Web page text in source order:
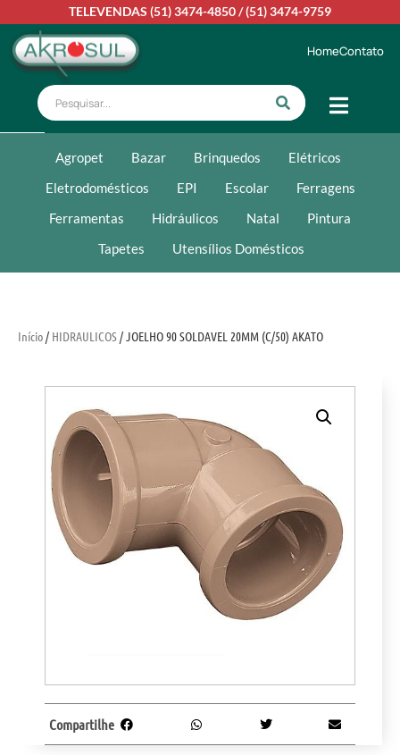
TELEVENDAS (51) 3474-4850/(51) 3474-9759
HomeContato
Agropet Bazar Brinquedos
Elétricos
Eletrodomésticos
EPI Escolar
Ferragens
Ferramentas
Hidráulicos Natal
Pintura
Tapetes
Utensílios Domésticos
Início/ HIDRAULICOS/ JOELHO 90 SOLDAVEL 20MM (C/50) AKATO
Compartilhe